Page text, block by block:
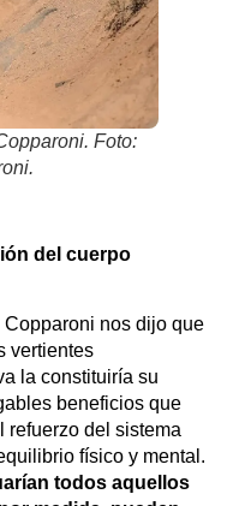
Foto:
del cuerpo
nos dijo que
vertientes
la constituiría su
beneficios que
refuerzo del sistema
físico y mental.
todos aquellos